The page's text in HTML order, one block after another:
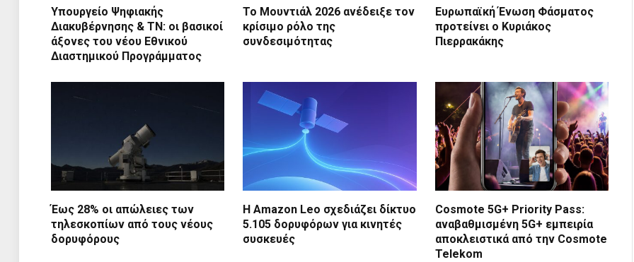
Υπουργείο Ψηφιακής
Διακυβέρνησης & ΤΝ: οι βασικοί
άξονες του νέου Εθνικού
Διαστημικού Προγράμματος
Το Μουντιάλ 2026 ανέδειξε τον
κρίσιμο ρόλο της
συνδεσιμότητας
Ευρωπαϊκή Ένωση Φάσματος
προτείνει ο Κυριάκος
Πιερρακάκης
Έως 28% οι απώλειες των
τηλεσκοπίων από τους νέους
δορυφόρους
Η Amazon Leo σχεδιάζει δίκτυο
5.105 δορυφόρων για κινητές
συσκευές
Cosmote 5G+ Priority Pass:
αναβαθμισμένη 5G+ εμπειρία
αποκλειστικά από την Cosmote
Telekom